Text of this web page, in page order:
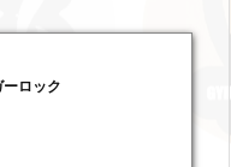
ロック